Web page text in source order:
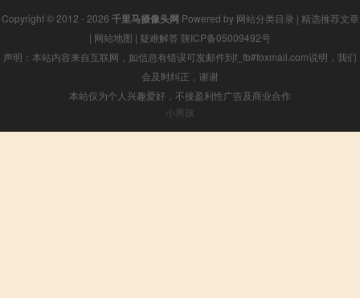
Copyright © 2012 - 2026 千里马摄像头网 Powered by 网站分类目录 | 精选推荐文章
| 网站地图 | 疑难解答 陕ICP备05009492号
声明：本站内容来自互联网，如信息有错误可发邮件到f_fb#foxmail.com说明，我们
会及时纠正，谢谢
本站仅为个人兴趣爱好，不接盈利性广告及商业合作
小男孩